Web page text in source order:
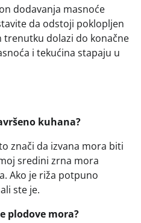
dodavanja masnoće
da odstoji poklopljen
dolazi do konačne
i tekućina stapaju u
kuhana?
znači da izvana mora biti
sredini zrna mora
Ako je riža potpuno
ste je.
plodove mora?